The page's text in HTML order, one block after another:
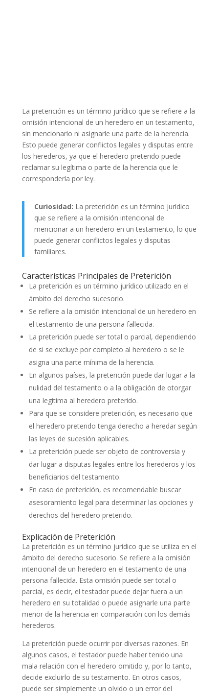
La preterición es un término jurídico que se refiere a la
omisión intencional de un heredero en un testamento,
sin mencionarlo ni asignarle una parte de la herencia.
Esto puede generar conflictos legales y disputas entre
los herederos, ya que el heredero preterido puede
reclamar su legítima o parte de la herencia que le
correspondería por ley.
Curiosidad: La preterición es un término jurídico
que se refiere a la omisión intencional de
mencionar a un heredero en un testamento, lo que
puede generar conflictos legales y disputas
familiares.
Características Principales de Preterición
La preterición es un término jurídico utilizado en el
ámbito del derecho sucesorio.
Se refiere a la omisión intencional de un heredero en
el testamento de una persona fallecida.
La preterición puede ser total o parcial, dependiendo
de si se excluye por completo al heredero o se le
asigna una parte mínima de la herencia.
En algunos países, la preterición puede dar lugar a la
nulidad del testamento o a la obligación de otorgar
una legítima al heredero preterido.
Para que se considere preterición, es necesario que
el heredero preterido tenga derecho a heredar según
las leyes de sucesión aplicables.
La preterición puede ser objeto de controversia y
dar lugar a disputas legales entre los herederos y los
beneficiarios del testamento.
En caso de preterición, es recomendable buscar
asesoramiento legal para determinar las opciones y
derechos del heredero preterido.
Explicación de Preterición
La preterición es un término jurídico que se utiliza en el
ámbito del derecho sucesorio. Se refiere a la omisión
intencional de un heredero en el testamento de una
persona fallecida. Esta omisión puede ser total o
parcial, es decir, el testador puede dejar fuera a un
heredero en su totalidad o puede asignarle una parte
menor de la herencia en comparación con los demás
herederos.
La preterición puede ocurrir por diversas razones. En
algunos casos, el testador puede haber tenido una
mala relación con el heredero omitido y, por lo tanto,
decide excluirlo de su testamento. En otros casos,
puede ser simplemente un olvido o un error del